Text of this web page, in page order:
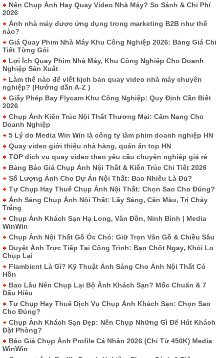
Nên Chụp Ảnh Hay Quay Video Nhà Máy? So Sánh & Chi Phí
2026
Ảnh nhà máy được ứng dụng trong marketing B2B như thế
nào?
Giá Quay Phim Nhà Máy Khu Công Nghiệp 2026: Bảng Giá Chi
Tiết Từng Gói
Lợi Ích Quay Phim Nhà Máy, Khu Công Nghiệp Cho Doanh
Nghiệp Sản Xuất
Làm thế nào để viết kịch bản quay video nhà máy chuyên
nghiệp? (Hướng dẫn A-Z )
Giấy Phép Bay Flycam Khu Công Nghiệp: Quy Định Cần Biết
2026
Chụp Ảnh Kiến Trúc Nội Thất Thương Mại: Cẩm Nang Cho
Doanh Nghiệp
5 Lý do Media Win Win là công ty làm phim doanh nghiệp HN
Quay video giới thiệu nhà hàng, quán ăn top HN
TOP dịch vụ quay video theo yêu cầu chuyên nghiệp giá rẻ
Bảng Báo Giá Chụp Ảnh Nội Thất & Kiến Trúc Chi Tiết 2026
Số Lượng Ảnh Cho Dự Án Nội Thất: Bao Nhiêu Là Đủ?
Tự Chụp Hay Thuê Chụp Ảnh Nội Thất: Chọn Sao Cho Đúng?
Ánh Sáng Chụp Ảnh Nội Thất: Lấy Sáng, Cân Màu, Trị Cháy
Trắng
Chụp Ảnh Khách Sạn Hạ Long, Vân Đồn, Ninh Bình | Media
WinWin
Chụp Ảnh Nội Thất Gỗ Óc Chó: Giữ Trọn Vân Gỗ & Chiều Sâu
Duyệt Ảnh Trực Tiếp Tại Công Trình: Bạn Chốt Ngay, Khỏi Lo
Chụp Lại
Flambient Là Gì? Kỹ Thuật Ánh Sáng Cho Ảnh Nội Thất Có
Hồn
Bao Lâu Nên Chụp Lại Bộ Ảnh Khách Sạn? Mốc Chuẩn & 7
Dấu Hiệu
Tự Chụp Hay Thuê Dịch Vụ Chụp Ảnh Khách Sạn: Chọn Sao
Cho Đúng?
Chụp Ảnh Khách Sạn Đẹp: Nên Chụp Những Gì Để Hút Khách
Đặt Phòng?
Báo Giá Chụp Ảnh Profile Cá Nhân 2026 (Chỉ Từ 450K) Media
WinWin